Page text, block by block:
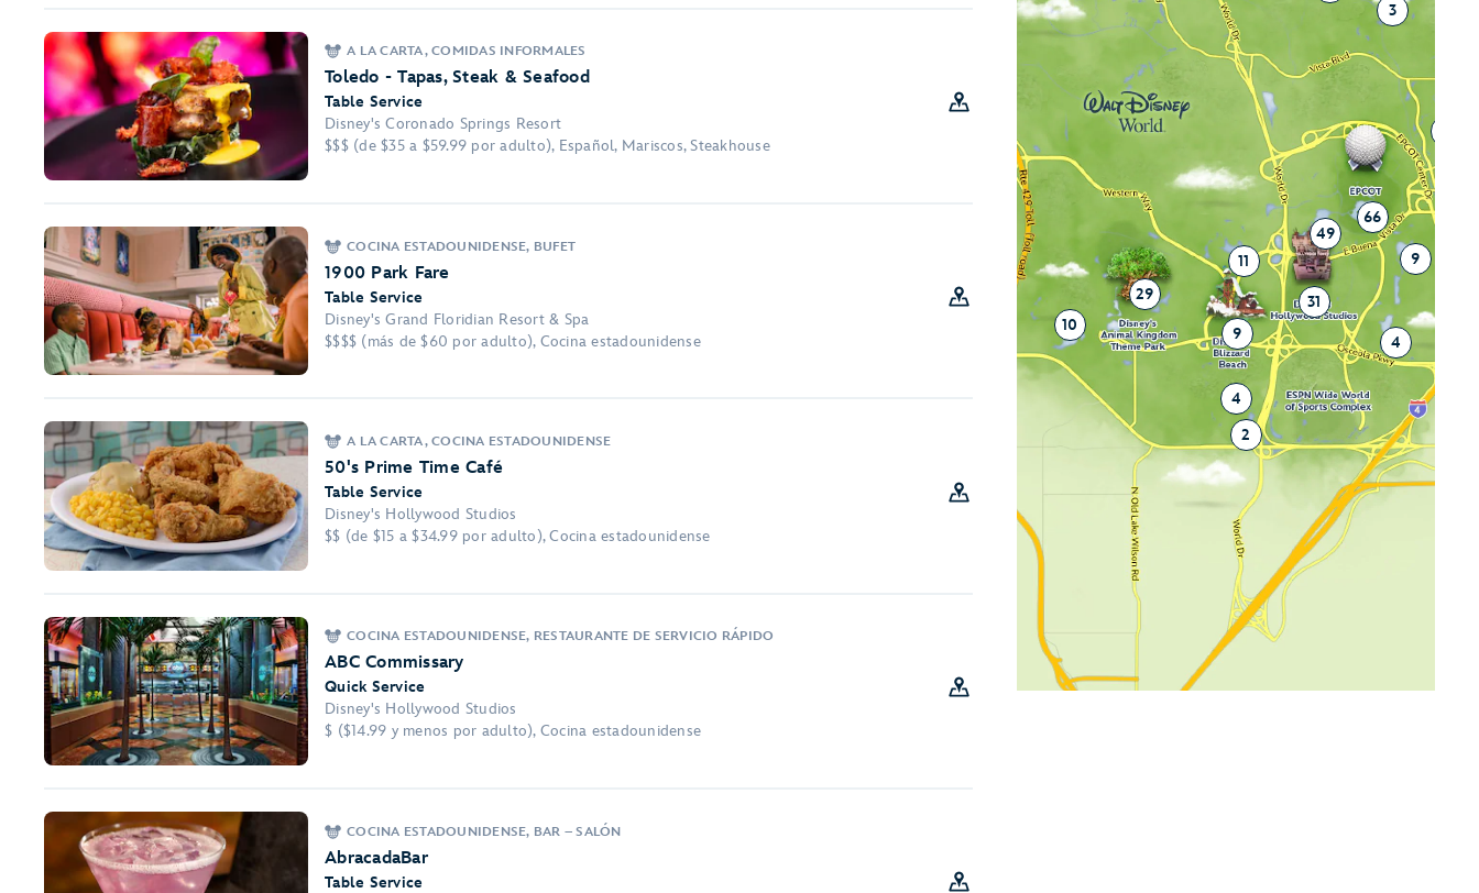
A LA CARTA, COMIDAS INFORMALES
Toledo - Tapas, Steak & Seafood
Table Service
Disney's Coronado Springs Resort
$$$ (de $35 a $59.99 por adulto), Español, Mariscos, Steakhouse
COCINA ESTADOUNIDENSE, BUFET
1900 Park Fare
Table Service
Disney's Grand Floridian Resort & Spa
$$$$ (más de $60 por adulto), Cocina estadounidense
A LA CARTA, COCINA ESTADOUNIDENSE
50's Prime Time Café
Table Service
Disney's Hollywood Studios
$$ (de $15 a $34.99 por adulto), Cocina estadounidense
COCINA ESTADOUNIDENSE, RESTAURANTE DE SERVICIO RÁPIDO
ABC Commissary
Quick Service
Disney's Hollywood Studios
$ ($14.99 y menos por adulto), Cocina estadounidense
COCINA ESTADOUNIDENSE, BAR – SALÓN
AbracadaBar
Table Service
2
4
4
3
66
9
11
9
10
29
49
31